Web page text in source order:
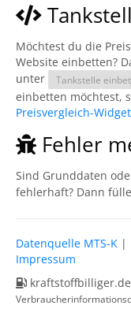
Möchtest du die
Website einbetten?
unter
Tankstelle
einbetten möchtest,
Preisvergleich-
Fehler
Sind Grunddaten
fehlerhaft? Dann
Datenquelle MTS-K |
Impressum
kraftstoffbilliger.de